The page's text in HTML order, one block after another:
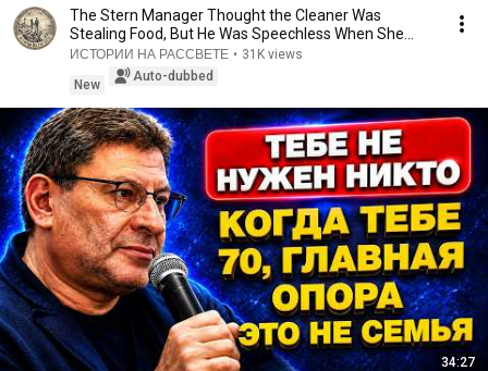
The Stern Manager Thought the Cleaner Was
Stealing Food, But He Was Speechless When She
Opened He...
ИСТОРИИ НА РАССВЕТЕ • 31K views
New
Auto-dubbed
34:27